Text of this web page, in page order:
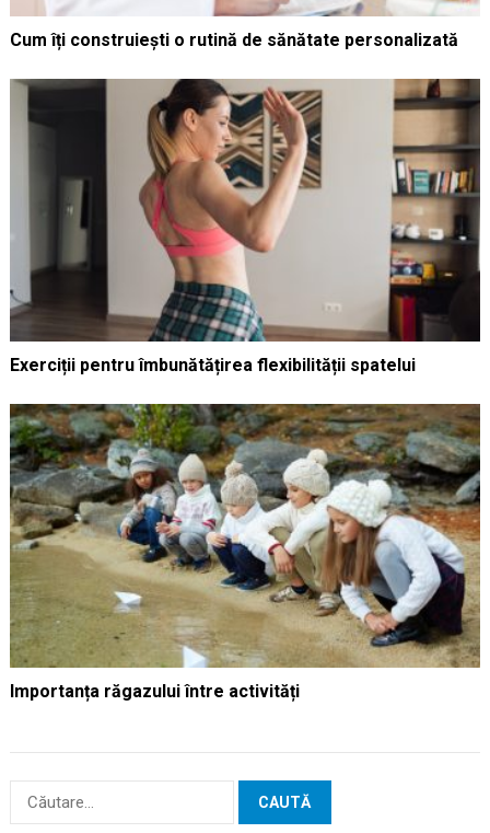
Cum îți construiești o rutină de sănătate personalizată
Exerciții pentru îmbunătățirea flexibilității spatelui
Importanța răgazului între activități
Caută